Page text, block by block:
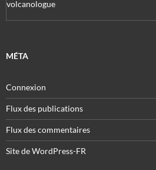
volcanologue
MÉTA
Connexion
Flux des publications
Flux des commentaires
Site de WordPress-FR